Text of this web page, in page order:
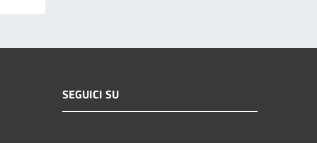
SEGUICI SU